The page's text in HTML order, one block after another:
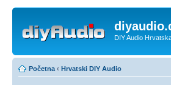
DIY Audio
Početna ‹ Hrvatski DIY Audio